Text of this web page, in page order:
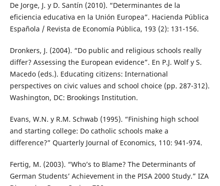
De Jorge, J. y D. Santín (2010). “Determinantes de la
eficiencia educativa en la Unión Europea”. Hacienda Pública
Española / Revista de Economía Pública, 193 (2): 131-156.
Dronkers, J. (2004). “Do public and religious schools really
differ? Assessing the European evidence”. En P.J. Wolf y S.
Macedo (eds.). Educating citizens: International
perspectives on civic values and school choice (pp. 287-312).
Washington, DC: Brookings Institution.
Evans, W.N. y R.M. Schwab (1995). “Finishing high school
and starting college: Do catholic schools make a
difference?” Quarterly Journal of Economics, 110: 941-974.
Fertig, M. (2003). “Who’s to Blame? The Determinants of
German Students’ Achievement in the PISA 2000 Study.” IZA